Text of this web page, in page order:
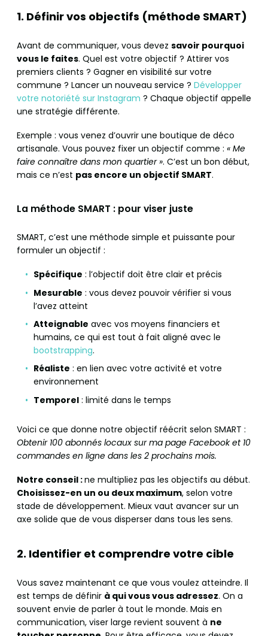
1. Définir vos objectifs (méthode SMART)
Avant de communiquer, vous devez savoir pourquoi
vous le faites. Quel est votre objectif ? Attirer vos
premiers clients ? Gagner en visibilité sur votre
commune ? Lancer un nouveau service ? Développer
votre notoriété sur Instagram ? Chaque objectif appelle
une stratégie différente.
Exemple : vous venez d’ouvrir une boutique de déco
artisanale. Vous pouvez fixer un objectif comme : « Me
faire connaître dans mon quartier ». C’est un bon début,
mais ce n’est pas encore un objectif SMART.
La méthode SMART : pour viser juste
SMART, c’est une méthode simple et puissante pour
formuler un objectif :
Spécifique : l’objectif doit être clair et précis
Mesurable : vous devez pouvoir vérifier si vous
l’avez atteint
Atteignable avec vos moyens financiers et
humains, ce qui est tout à fait aligné avec le
bootstrapping.
Réaliste : en lien avec votre activité et votre
environnement
Temporel : limité dans le temps
Voici ce que donne notre objectif réécrit selon SMART :
Obtenir 100 abonnés locaux sur ma page Facebook et 10
commandes en ligne dans les 2 prochains mois.
Notre conseil :ne multipliez pas les objectifs au début.
Choisissez-en un ou deux maximum, selon votre
stade de développement. Mieux vaut avancer sur un
axe solide que de vous disperser dans tous les sens.
2. Identifier et comprendre votre cible
Vous savez maintenant ce que vous voulez atteindre. Il
est temps de définir à qui vous vous adressez. On a
souvent envie de parler à tout le monde. Mais en
communication, viser large revient souvent à ne